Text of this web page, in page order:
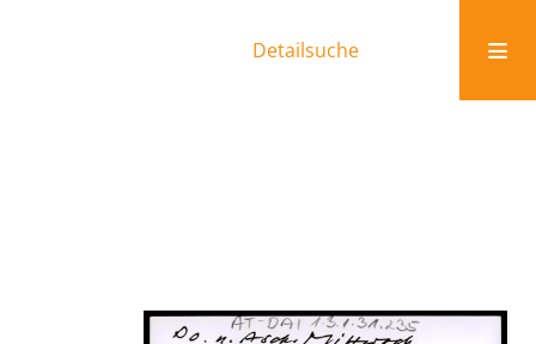
Detailsuche